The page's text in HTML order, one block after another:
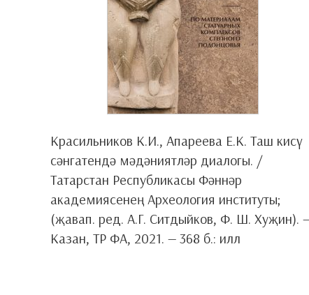
Красильников К.И., Апареева Е.К. Таш кисү
сәнгатендә мәдәниятләр диалогы. /
Татарстан Республикасы Фәннәр
академиясенең Археология институты;
(җавап. ред. А.Г. Ситдыйков, Ф. Ш. Хуҗин).
Казан, ТР ФА, 2021. — 368 б.: илл